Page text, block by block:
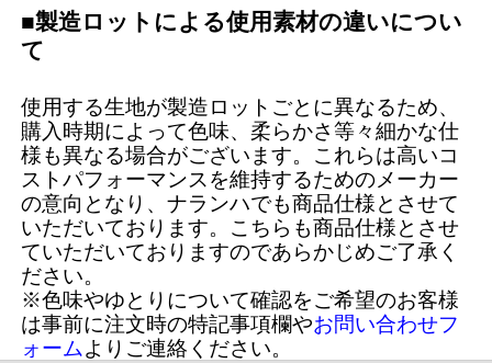
■製造ロットによる使用素材の違いについ
て
使用する生地が製造ロットごとに異なるため、
購入時期によって色味、柔らかさ等々細かな仕
様も異なる場合がございます。これらは高いコ
ストパフォーマンスを維持するためのメーカー
の意向となり、ナランハでも商品仕様とさせて
いただいております。こちらも商品仕様とさせ
ていただいておりますのであらかじめご了承く
ださい。
※色味やゆとりについて確認をご希望のお客様
は事前に注文時の特記事項欄やお問い合わせフ
ォームよりご連絡ください。